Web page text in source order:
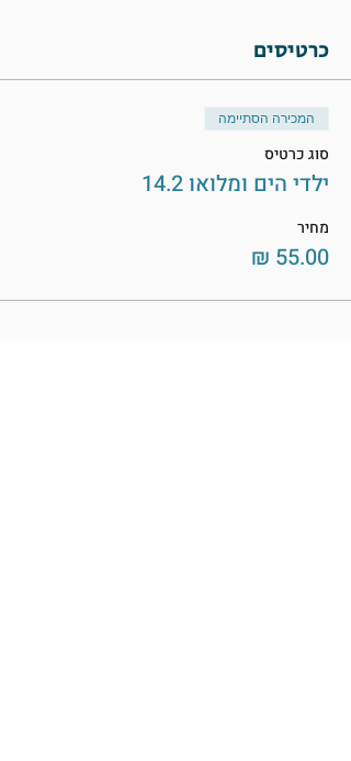
כרטיסים
המכירה הסתיימה
סוג כרטיס
ילדי הים ומלואו 14.2
מחיר